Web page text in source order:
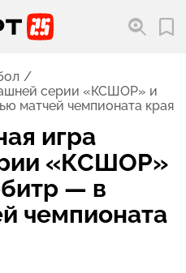
серии «КСШОР» и
матчей чемпионата края
игра
«КСШОР»
— в
чемпионата